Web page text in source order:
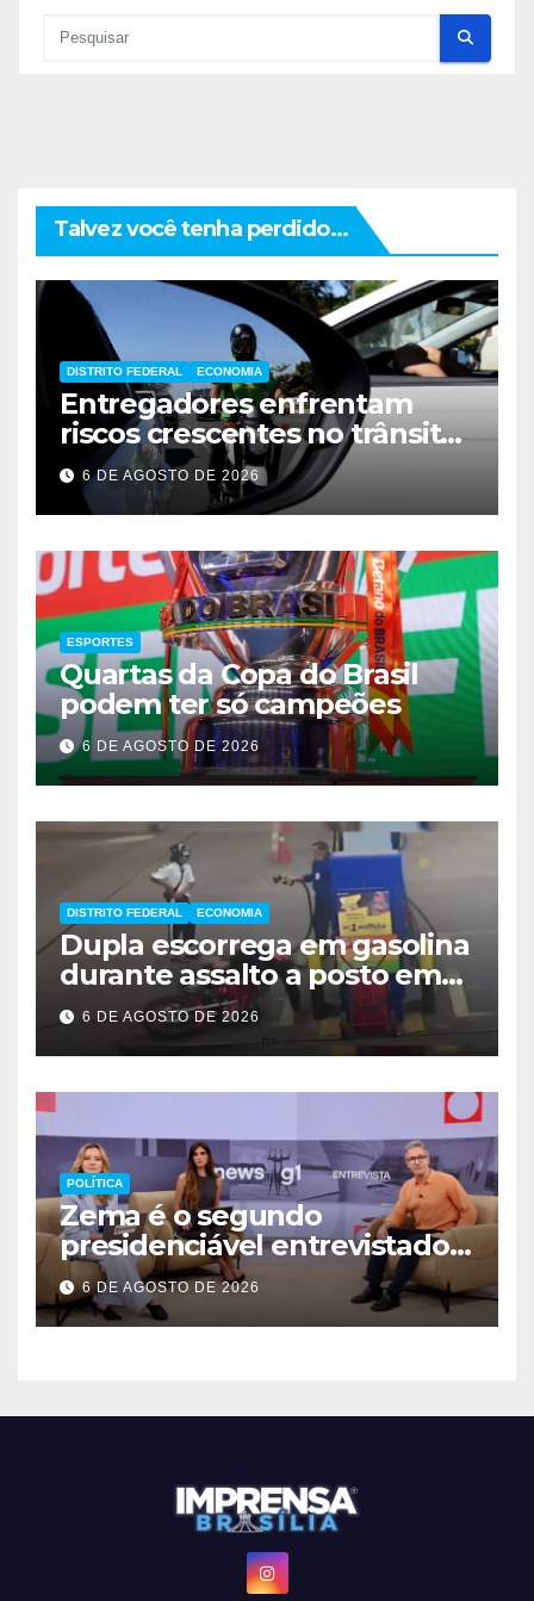
Talvez você tenha perdido...
DISTRITO FEDERAL ECONOMIA
Entregadores enfrentam
riscos crescentes no trânsito
de Brasília
6 DE AGOSTO DE 2026
ESPORTES
Quartas da Copa do Brasil
podem ter só campeões
6 DE AGOSTO DE 2026
DISTRITO FEDERAL ECONOMIA
Dupla escorrega em gasolina
durante assalto a posto em
Ceilândia
6 DE AGOSTO DE 2026
POLÍTICA
Zema é o segundo
presidenciável entrevistado
pelo g1 e GloboNews
6 DE AGOSTO DE 2026